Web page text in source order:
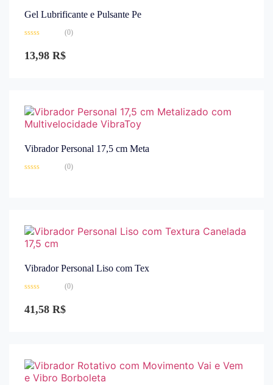
Gel Lubrificante e Pulsante Pe
0
de
(0)
13,98 R$
Vibrador Personal 17,5 cm Meta
(0)
Vibrador Personal Liso com Tex
0
de
(0)
41,58 R$